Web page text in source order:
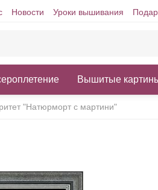
Новости Уроки вышивания
Вышитые
"Натюрморт с мартини"